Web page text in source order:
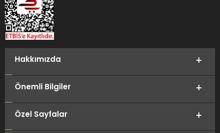
Hakkımızda
Önemli Bilgiler
Özel Sayfalar